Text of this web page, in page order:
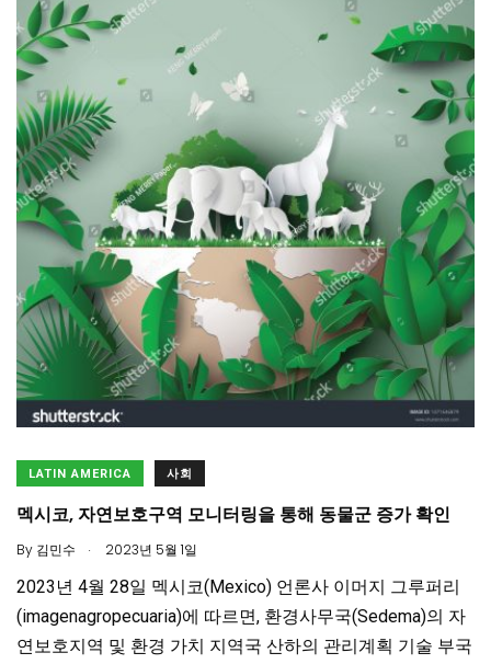
LATIN AMERICA 사회
멕시코, 자연보호구역 모니터링을 통해 동물군 증가 확인
By 김민수 . 2023년 5월 1일
2023년 4월 28일 멕시코(Mexico) 언론사 이머지 그루퍼리
(imagenagropecuaria)에 따르면, 환경사무국(Sedema)의 자
연보호지역 및 환경 가치 지역국 산하의 관리계획 기술 부국